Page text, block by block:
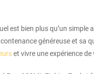
est bien plus qu’un
généreuse et sa
et vivre une expérience